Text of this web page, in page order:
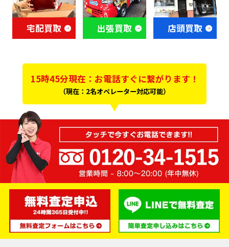
宅配買取 出張買取 店頭買取
15時45分現在：お電話すぐに繋がります！
（現在：2名オペレーター対応可能）